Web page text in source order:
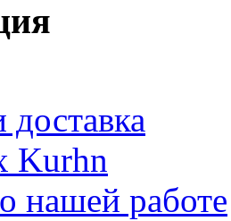
Kurhn
нашей работе